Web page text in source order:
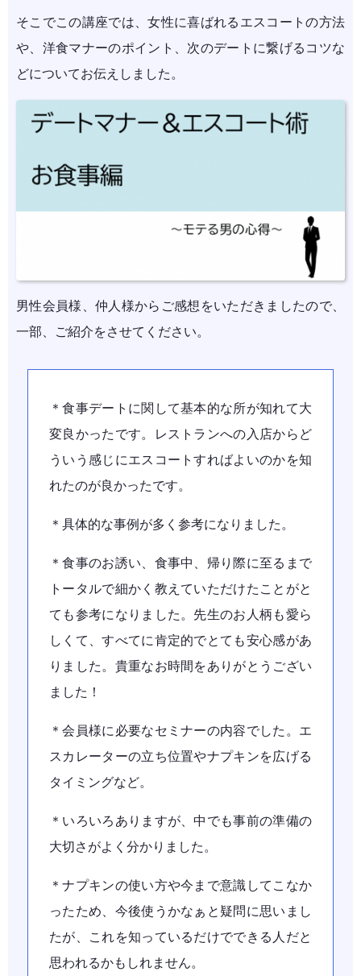
そこでこの講座では、女性に喜ばれるエスコートの方法
や、洋食マナーのポイント、次のデートに繋げるコツな
どについてお伝えしました。
男性会員様、仲人様からご感想をいただきましたので、
一部、ご紹介をさせてください。
＊食事デートに関して基本的な所が知れて大
変良かったです。レストランへの入店からど
ういう感じにエスコートすればよいのかを知
れたのが良かったです。
＊具体的な事例が多く参考になりました。
＊食事のお誘い、食事中、帰り際に至るまで
トータルで細かく教えていただけたことがと
ても参考になりました。先生のお人柄も愛ら
しくて、すべてに肯定的でとても安心感があ
りました。貴重なお時間をありがとうござい
ました！
＊会員様に必要なセミナーの内容でした。エ
スカレーターの立ち位置やナプキンを広げる
タイミングなど。
＊いろいろありますが、中でも事前の準備の
大切さがよく分かりました。
＊ナプキンの使い方や今まで意識してこなか
ったため、今後使うかなぁと疑問に思いまし
たが、これを知っているだけでできる人だと
思われるかもしれません。